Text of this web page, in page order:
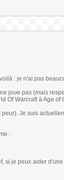
: je n'ai pas
joue pas (mais
Of Warcraft à Age of
Je suis
:
si je peux aider d'une